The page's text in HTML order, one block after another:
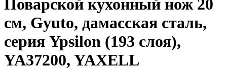
Поварской кухонный нож 20
см, Gyuto, дамасская сталь,
серия Ypsilon (193 слоя),
YA37200, YAXELL